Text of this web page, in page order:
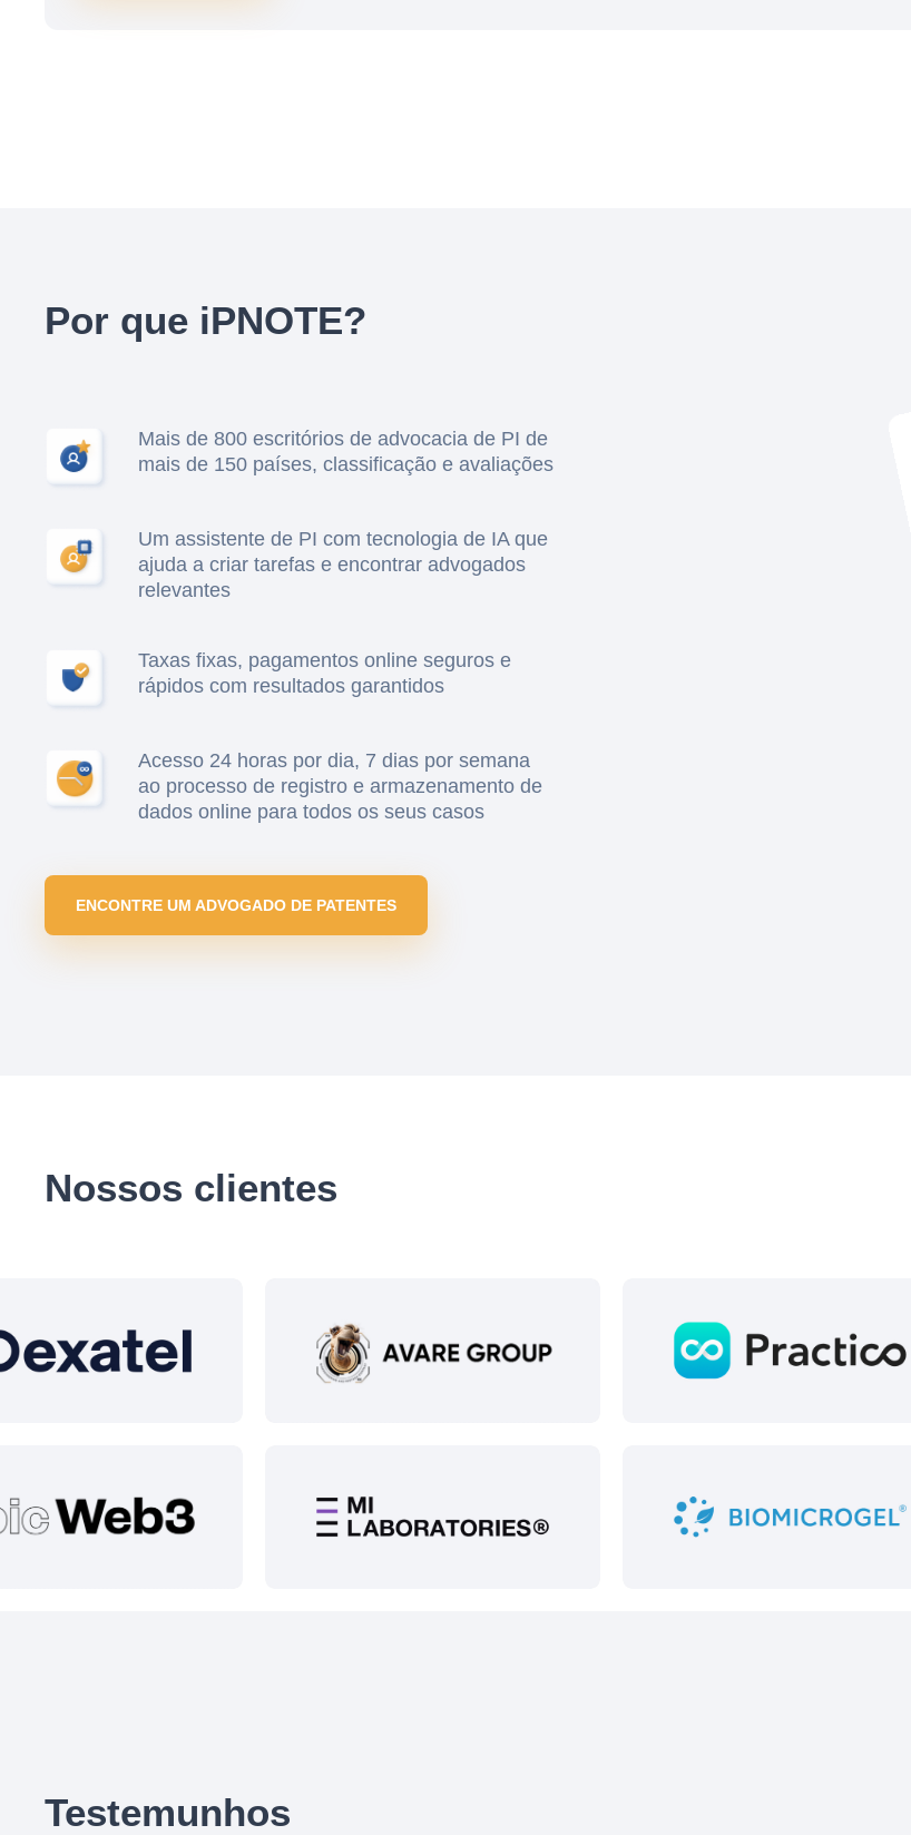
Por que iPNOTE?
Mais de 800 escritórios de advocacia de PI de
mais de 150 países, classificação e avaliações
Um assistente de PI com tecnologia de IA que
ajuda a criar tarefas e encontrar advogados
relevantes
Taxas fixas, pagamentos online seguros e
rápidos com resultados garantidos
Acesso 24 horas por dia, 7 dias por semana
ao processo de registro e armazenamento de
dados online para todos os seus casos
ENCONTRE UM ADVOGADO DE PATENTES
Nossos clientes
Testemunhos